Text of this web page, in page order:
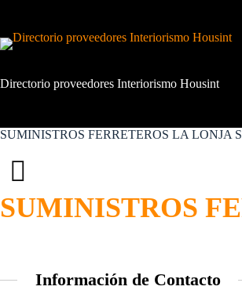
contenido
Directorio proveedores Interiorismo Housint
SUMINISTROS FERRETEROS LA LONJA
SUMINISTROS
Información de Contacto